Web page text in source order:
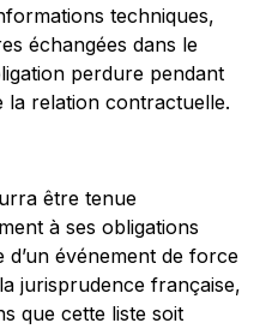
techniques,
échangées dans le
perdure pendant
la relation contractuelle.
être tenue
à ses obligations
événement de force
jurisprudence française,
que cette liste soit